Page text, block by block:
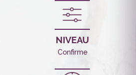
NIVEAU
Confirme